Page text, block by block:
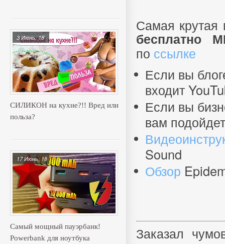
СИЛИКОН на кухне?!! Вред или
польза?
3 Июнь, 18
Самый мощный пауэрбанк!
Powerbank для ноутбука
17 Июнь, 18
Самая
бесплатно
по ссылке
Если вы
входит
Если вы
вам
Sound
Обзор
Заказал